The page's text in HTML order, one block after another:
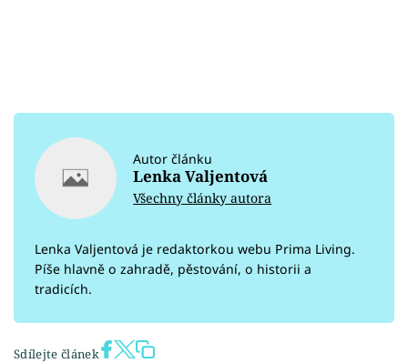
Autor článku
Lenka Valjentová
Všechny články autora
Lenka Valjentová je redaktorkou webu Prima Living.
Píše hlavně o zahradě, pěstování, o historii a
tradicích.
Sdílejte článek